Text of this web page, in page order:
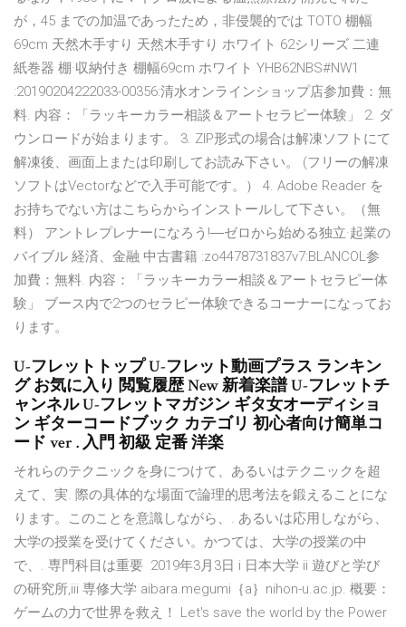
が，45 までの加温であったため，非侵襲的では TOTO 棚幅
69cm 天然木手すり 天然木手すり ホワイト 62シリーズ 二連
紙巻器 棚·収納付き 棚幅69cm ホワイト YHB62NBS#NW1
:20190204222033-00356:清水オンラインショップ店参加費：無
料. 内容：「ラッキーカラー相談＆アートセラピー体験」 2. ダ
ウンロードが始まります。 3. ZIP形式の場合は解凍ソフトにて
解凍後、画面上または印刷してお読み下さい。 (フリーの解凍
ソフトはVectorなどで入手可能です。） 4. Adobe Reader を
お持ちでない方はこちらからインストールして下さい。（無
料） アントレプレナーになろう!―ゼロから始める独立·起業の
バイブル 経済、金融 中古書籍 :zo4478731837v7:BLANCOL参
加費：無料. 内容：「ラッキーカラー相談＆アートセラピー体
験」 ブース内で2つのセラピー体験できるコーナーになってお
ります。
U-フレットトップ U-フレット動画プラス ランキン
グ お気に入り 閲覧履歴 New 新着楽譜 U-フレットチ
ャンネル U-フレットマガジン ギタ女オーディショ
ン ギターコードブック カテゴリ 初心者向け簡単コ
ード ver . 入門 初級 定番 洋楽
それらのテクニックを身につけて、あるいはテクニックを超
えて、実. 際の具体的な場面で論理的思考法を鍛えることにな
ります。このことを意識しながら、. あるいは応用しながら、
大学の授業を受けてください。かつては、大学の授業の中
で、. 専門科目は重要 2019年3月3日 i 日本大学 ii 遊びと学び
の研究所,iii 専修大学 aibara.megumi｛a｝nihon-u.ac.jp. 概要：
ゲームの力で世界を救え！ Let's save the world by the Power